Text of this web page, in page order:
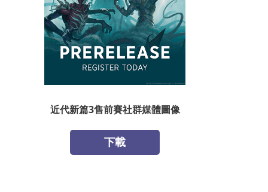
近代新篇3售前賽社群媒體圖像
下載